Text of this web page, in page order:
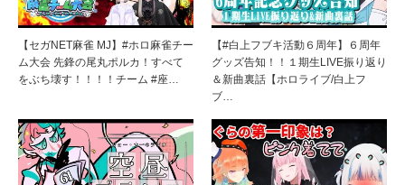
【セガNET麻雀 MJ】#ホロ麻雀チー
ム大会 先鋒の尾丸ポルカ！すべて
をぶち壊す！！！！チーム #座…
【#白上フブキ活動６周年】６周年
グッズ告知！！１期生LIVE振り返り
＆新曲裏話【ホロライブ/白上フ
ブ…